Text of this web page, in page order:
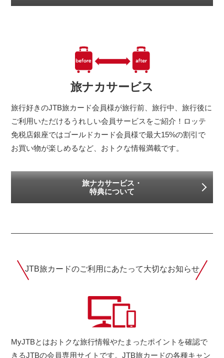
旅ナカサービス
旅行好きのJTB旅カード会員様が旅行前、旅行中、旅行後に
ご利用いただけるうれしい会員サービスをご紹介！ロッテ
免税店銀座ではゴールドカード会員様で最大15%の割引で
お買い物が楽しめるなど、おトクな情報満載です。
旅ナカサービス・
特典について
JTB旅カードのご利用にあたって大切なお知らせ
MyJTBとはおトクな旅行情報やたまったポイントを確認で
きるJTBの会員専用サイトです。JTB旅カードの各種キャン